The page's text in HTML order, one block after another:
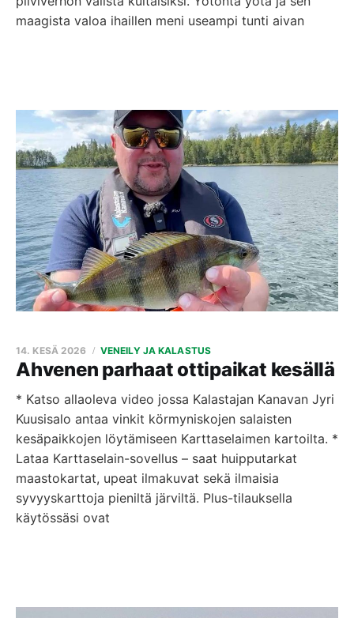
maagista valoa ihaillen meni useampi tunti aivan
Ahvenen parhaat ottipaikat kesällä
14. KESÄ 2026 VENEILY JA KALASTUS
* Katso allaoleva video jossa Kalastajan Kanavan Jyri
Kuusisalo antaa vinkit körmyniskojen salaisten
kesäpaikkojen löytämiseen Karttaselaimen kartoilta. *
Lataa Karttaselain-sovellus – saat huipputarkat
maastokartat, upeat ilmakuvat sekä ilmaisia
syvyyskarttoja pieniltä järviltä. Plus-tilauksella
käytössäsi ovat